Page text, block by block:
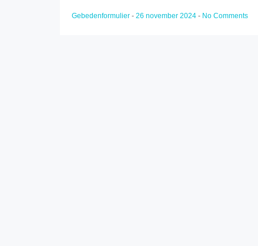
Gebedenformulier - 26 november 2024 - No Comments